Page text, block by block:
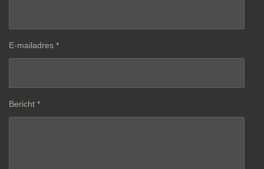
E-mailadres *
Bericht *